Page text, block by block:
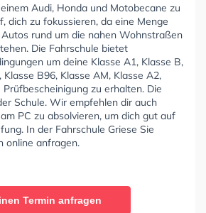
Audi, Honda und Motobecane zu
dich zu fokussieren, da eine Menge
rund um die nahen Wohnstraßen
Die Fahrschule bietet
um deine Klasse A1, Klasse B,
Klasse B96, Klasse AM, Klasse A2,
zu erhalten. Die
Schule. Wir empfehlen dir auch
PC zu absolvieren, um dich gut auf
In der Fahrschule Griese Sie
online anfragen.
Termin anfragen